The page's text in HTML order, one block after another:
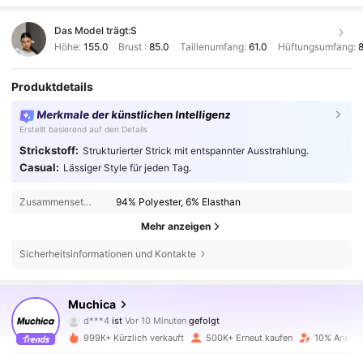
Das Model trägt:S
Höhe: 155.0 Brust :85.0 Taillenumfang: 61.0 Hüftungsumfang:
Produktdetails
Merkmale der künstlichen Intelligenz
Erstellt basierend auf den Details
Strickstoff: Strukturierter Strick mit entspannter Ausstrahlung.
Casual: Lässiger Style für jeden Tag.
Zusammensetzung: 94% Polyester, 6% Elasthan
Mehr anzeigen
Sicherheitsinformationen und Kontakte
Muchica
d***4istVor 10 Minuten
4***9ist am Durchsuchen
4,75
336K Follower
999K+ Kürzlich verkauft 500K+ Erneut kaufen 10%